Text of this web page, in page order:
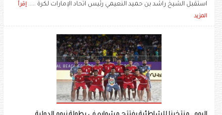
استقبل الشيخ راشد بن حميد النعيمي رئيس اتحاد الإمارات لكرة ..... إقرأ
المزيد